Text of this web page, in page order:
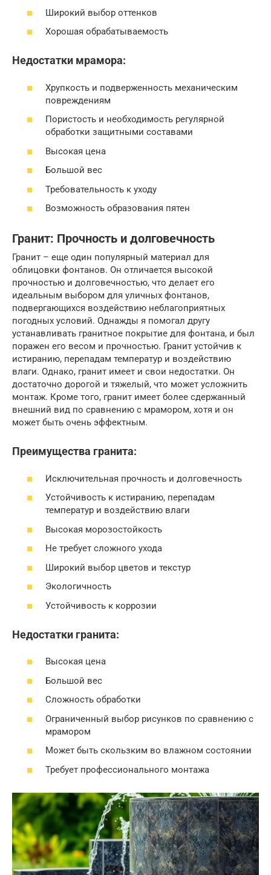
Широкий выбор оттенков
Хорошая обрабатываемость
Недостатки мрамора:
Хрупкость и подверженность механическим
повреждениям
Пористость и необходимость регулярной
обработки защитными составами
Высокая цена
Большой вес
Требовательность к уходу
Возможность образования пятен
Гранит: Прочность и долговечность
Гранит – еще один популярный материал для
облицовки фонтанов. Он отличается высокой
прочностью и долговечностью, что делает его
идеальным выбором для уличных фонтанов,
подвергающихся воздействию неблагоприятных
погодных условий. Однажды я помогал другу
устанавливать гранитное покрытие для фонтана, и был
поражен его весом и прочностью. Гранит устойчив к
истиранию, перепадам температур и воздействию
влаги. Однако, гранит имеет и свои недостатки. Он
достаточно дорогой и тяжелый, что может усложнить
монтаж. Кроме того, гранит имеет более сдержанный
внешний вид по сравнению с мрамором, хотя и он
может быть очень эффектным.
Преимущества гранита:
Исключительная прочность и долговечность
Устойчивость к истиранию, перепадам
температур и воздействию влаги
Высокая морозостойкость
Не требует сложного ухода
Широкий выбор цветов и текстур
Экологичность
Устойчивость к коррозии
Недостатки гранита:
Высокая цена
Большой вес
Сложность обработки
Ограниченный выбор рисунков по сравнению с
мрамором
Может быть скользким во влажном состоянии
Требует профессионального монтажа